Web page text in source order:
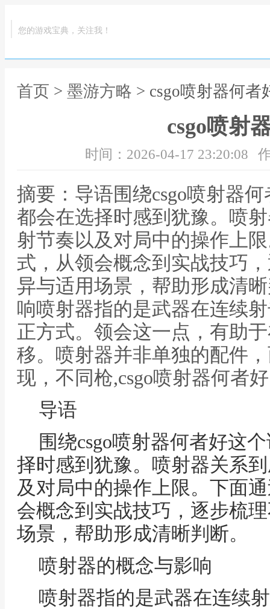
您的游戏宝典，关注我！
首页 > 墨游方略 > csgo喷射器何者
csgo喷射
时间：2026-04-17 23:20:08
摘要：导语围绕csgo喷射器
都会在选择时感到犹豫。喷
射节奏以及对局中的操作上
式，从领会概念到实战技巧
异与适用场景，帮助形成清
响喷射器指的是武器在连续
正方式。领会这一点，有助
移。喷射器并非单独的配件
现，不同枪,csgo喷射器何者好
导语
围绕csgo喷射器何者好这
择时感到犹豫。喷射器关系
及对局中的操作上限。下面
会概念到实战技巧，逐步梳
场景，帮助形成清晰判断。
喷射器的概念与影响
喷射器指的是武器在连续